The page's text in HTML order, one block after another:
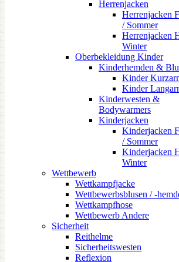
Herrenjacken
Herrenjacken
/ Sommer
Herrenjacken
Winter
Oberbekleidung Kinder
Kinderhemden &
Kinder
Kinder
Kinderwesten &
Bodywarmers
Kinderjacken
Kinderjacken
/ Sommer
Kinderjacken
Winter
Wettbewerb
Wettkampfjacke
Wettbewerbsblusen / -
Wettkampfhose
Wettbewerb Andere
Sicherheit
Reithelme
Sicherheitswesten
Reflexion